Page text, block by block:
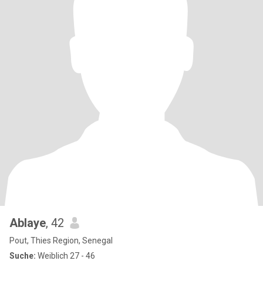
Ablaye, 42
Pout, Thies Region, Senegal
Suche: Weiblich 27 - 46